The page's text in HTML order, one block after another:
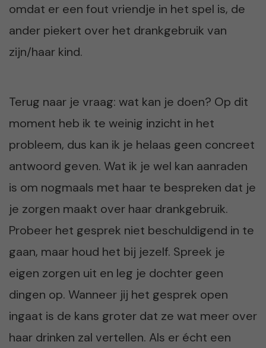
omdat er een fout vriendje in het spel is, de
ander piekert over het drankgebruik van
zijn/haar kind.
Terug naar je vraag: wat kan je doen? Op dit
moment heb ik te weinig inzicht in het
probleem, dus kan ik je helaas geen concreet
antwoord geven. Wat ik je wel kan aanraden
is om nogmaals met haar te bespreken dat je
je zorgen maakt over haar drankgebruik.
Probeer het gesprek niet beschuldigend in te
gaan, maar houd het bij jezelf. Spreek je
eigen zorgen uit en leg je dochter geen
dingen op. Wanneer jij het gesprek open
ingaat is de kans groter dat ze wat meer over
haar drinken zal vertellen. Als er écht een